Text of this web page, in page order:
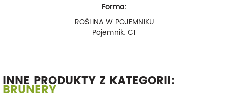
Forma:
ROŚLINA W POJEMNIKU
Pojemnik: C1
INNE PRODUKTY Z KATEGORII:
BRUNERY